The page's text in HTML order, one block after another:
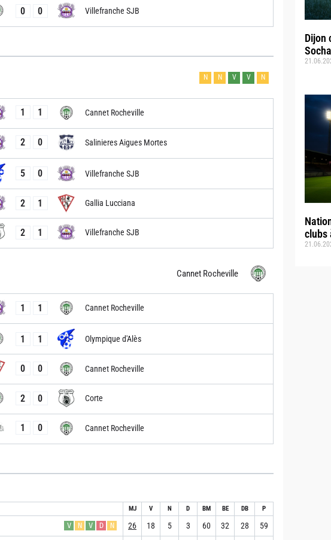
Dijon
clubs
0 0 Villefranche SJB
N N V V N
1 1 Cannet Rocheville
2 0 Salinieres Aigues Mortes
5 0 Villefranche SJB
2 1 Gallia Lucciana
2 1 Villefranche SJB
Cannet Rocheville
1 1 Cannet Rocheville
1 1 Olympique d'Alès
0 0 Cannet Rocheville
2 0 Corte
1 0 Cannet Rocheville
MJ V N D BM BE DB P
V N V D N 26 18 5 3 60 32 28 59